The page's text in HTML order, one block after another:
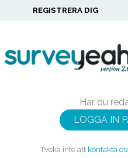
REGISTRERA DIG
Har du
LOGGA IN
Tveka inte att kontakta